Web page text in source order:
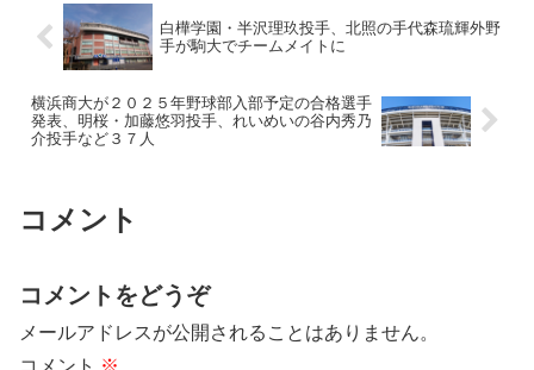
白樺学園・半沢理玖投手、北照の手代森琉輝外野
手が駒大でチームメイトに
横浜商大が２０２５年野球部入部予定の合格選手
発表、明桜・加藤悠羽投手、れいめいの谷内秀乃
介投手など３７人
コメント
コメントをどうぞ
メールアドレスが公開されることはありません。
コメント ※